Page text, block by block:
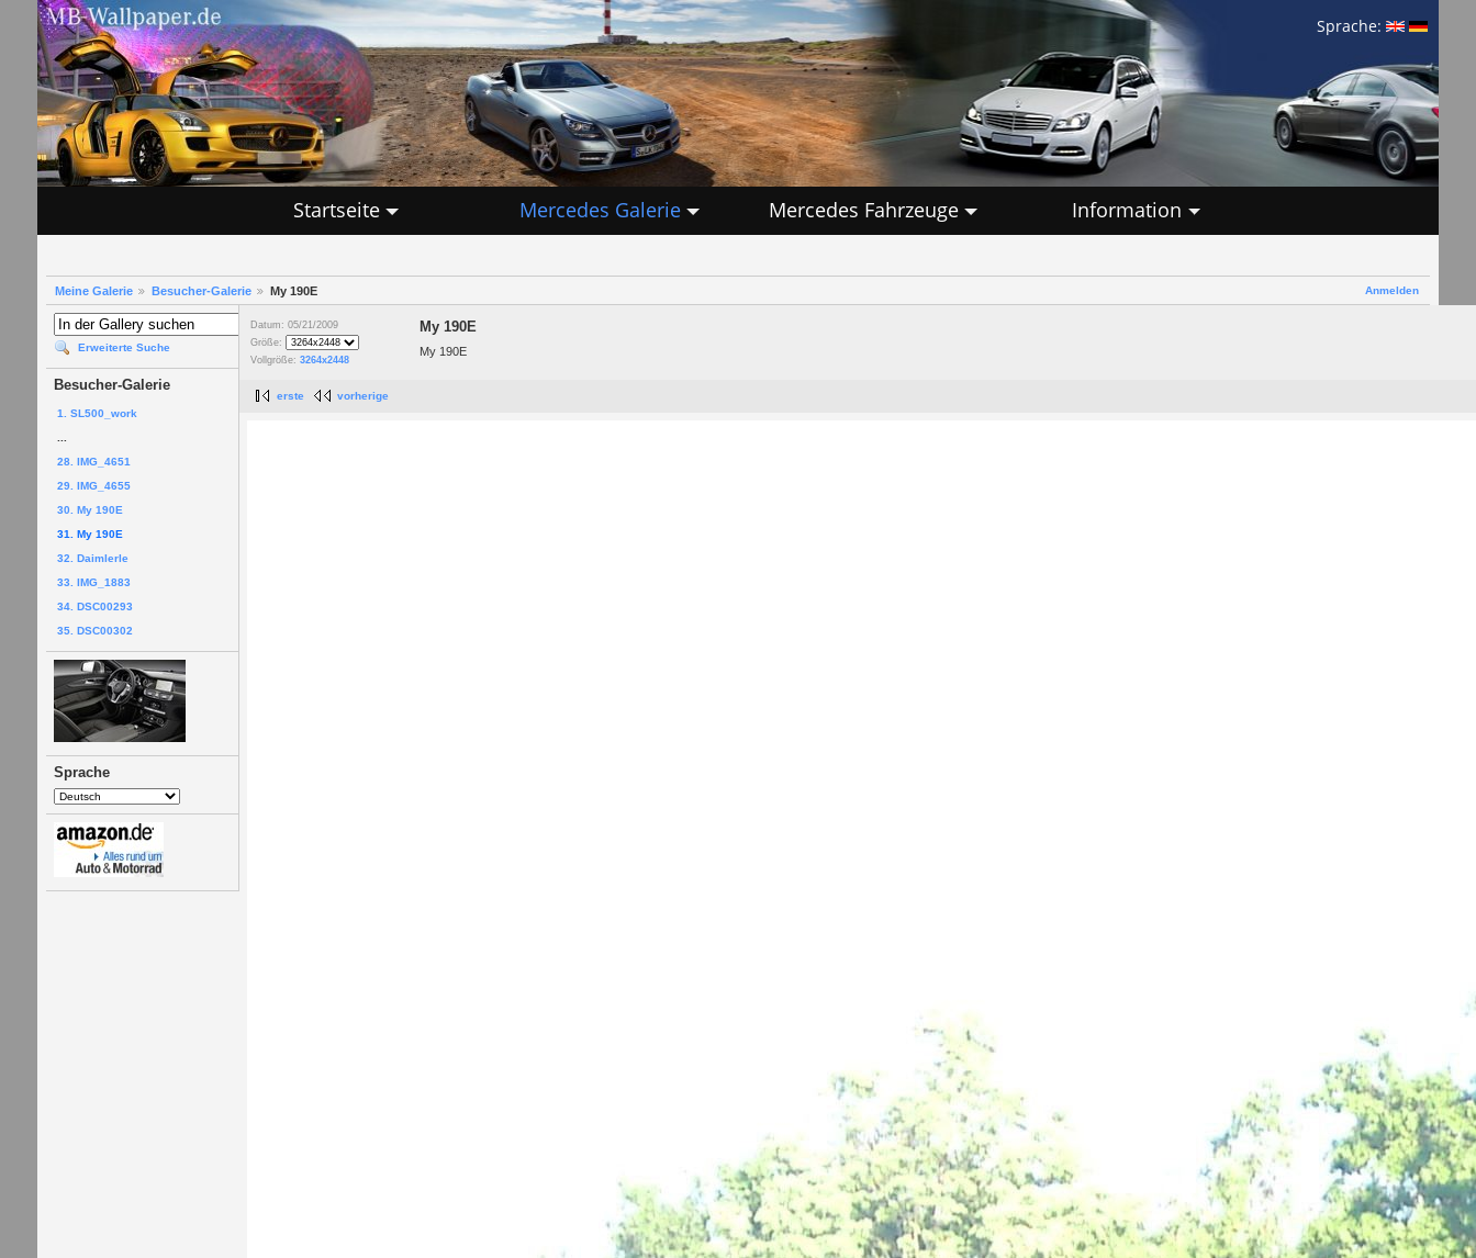
Sprache:
Startseite Mercedes Galerie Mercedes Fahrzeuge Information
Anmelden
Meine Galerie Besucher-Galerie My 190E
Erweiterte Suche
Besucher-Galerie
1. SL500_work
28. IMG_4651
29. IMG_4655
30. My 190E
31. My 190E
32. Daimlerle
33. IMG_1883
34. DSC00293
35. DSC00302
Sprache
Datum: 05/21/2009
Größe:
Vollgröße: 3264x2448
My 190E
My 190E
erste vorherige